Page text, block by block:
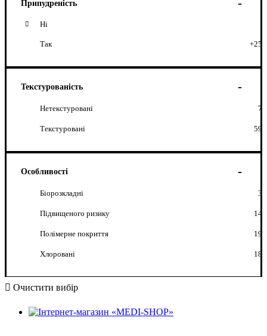
Припудреність
Ні
Так +25
Текстурованість
Нетекстуровані 7
Текстуровані 59
Особливості
Біорозкладні 3
Підвищеного ризику 14
Полімерне покриття 19
Хлоровані 18
Очистити вибір